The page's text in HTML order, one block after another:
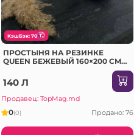
КэшБэк: 70
ПРОСТЫНЯ НА РЕЗИНКЕ
QUEEN БЕЖЕВЫЙ 160×200 CM
140 Л
Продавец: TopMag.md
0(0) Продано: 76